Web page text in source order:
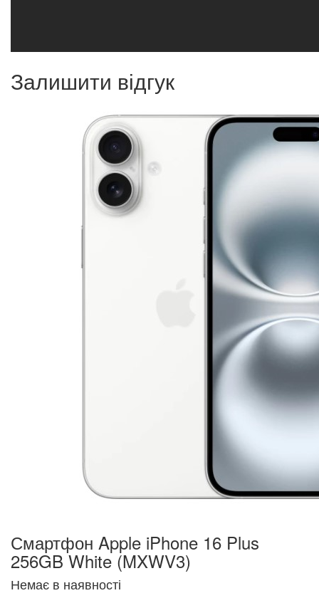
Залишити відгук
Смартфон Apple iPhone 16 Plus
256GB White (MXWV3)
Немає в наявності